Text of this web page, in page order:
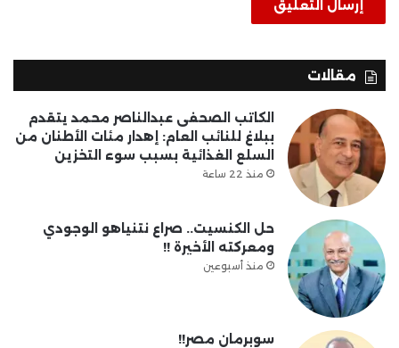
مقالات
الكاتب الصحفى عبدالناصر محمد يتقدم
ببلاغ للنائب العام: إهدار مئات الأطنان من
السلع الغذائية بسبب سوء التخزين
منذ 22 ساعة
حل الكنسيت.. صراع نتنياهو الوجودي
ومعركته الأخيرة !!
منذ أسبوعين
سوبرمان مصر!!